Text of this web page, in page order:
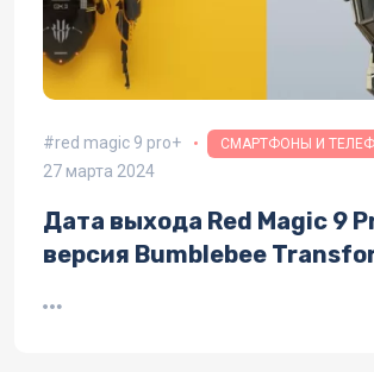
red magic 9 pro+ СМАРТФОНЫ И
27 марта 2024
Дата выхода Red Magic 9
версия Bumblebee